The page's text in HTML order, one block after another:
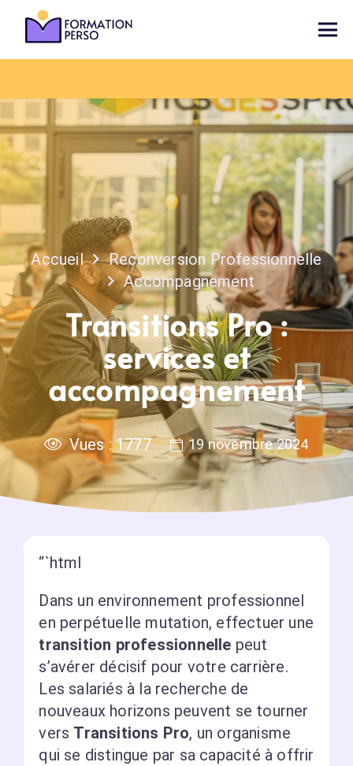
Accueil
Reconversion Professionnelle
Accompagnement
Transitions Pro :
services et
accompagnement
Vues :1777 19 novembre 2024
“`html
Dans un environnement professionnel
en perpétuelle mutation, effectuer une
transition professionnelle peut
s’avérer décisif pour votre carrière.
Les salariés à la recherche de
nouveaux horizons peuvent se tourner
vers Transitions Pro, un organisme
qui se distingue par sa capacité à offrir